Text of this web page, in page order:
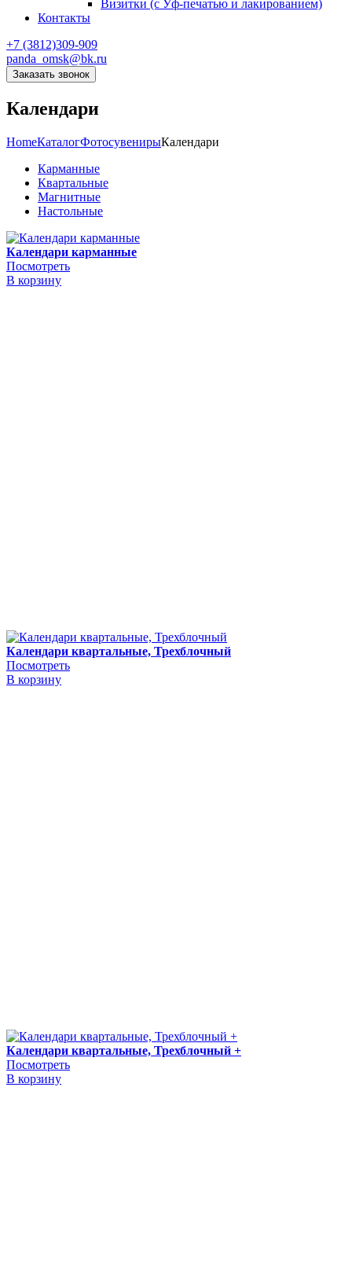
Визитки (с Уф-печатью и лакированием)
Контакты
+7 (3812)309-909
panda_omsk@bk.ru
Заказать звонок
Календари
HomeКаталогФотосувенирыКалендари
Карманные
Квартальные
Магнитные
Настольные
Календари карманные
Посмотреть
В корзину
Календари квартальные, Трехблочный
Посмотреть
В корзину
Календари квартальные, Трехблочный +
Посмотреть
В корзину